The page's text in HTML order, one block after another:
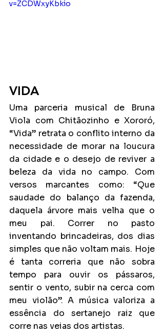
v=ZCDWxyKbkio
VIDA
Uma parceria musical de Bruna
Viola com Chitãozinho e Xororó,
“Vida” retrata o conflito interno da
necessidade de morar na loucura
da cidade e o desejo de reviver a
beleza da vida no campo. Com
versos marcantes como: “Que
saudade do balanço da fazenda,
daquela árvore mais velha que o
meu pai. Correr no pasto
inventando brincadeiras, dos dias
simples que não voltam mais. Hoje
é tanta correria que não sobra
tempo para ouvir os pássaros,
sentir o vento, subir na cerca com
meu violão”. A música valoriza a
essência do sertanejo raiz que
corre nas veias dos artistas.